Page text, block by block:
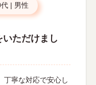
| 男性
いただけまし
丁寧な対応で安心し